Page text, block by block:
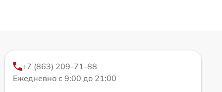
+7 (863) 209-71-88
Ежедневно с 9:00 до 21:00